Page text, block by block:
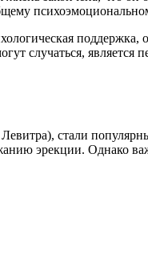
поддержка,
случаться,
стали
эрекции. Однако